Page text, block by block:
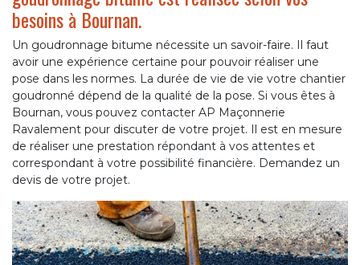
besoins à Bournan.
Un goudronnage bitume nécessite un savoir-faire. Il faut
avoir une expérience certaine pour pouvoir réaliser une
pose dans les normes. La durée de vie de vie votre chantier
goudronné dépend de la qualité de la pose. Si vous êtes à
Bournan, vous pouvez contacter AP Maçonnerie
Ravalement pour discuter de votre projet. Il est en mesure
de réaliser une prestation répondant à vos attentes et
correspondant à votre possibilité financière. Demandez un
devis de votre projet.